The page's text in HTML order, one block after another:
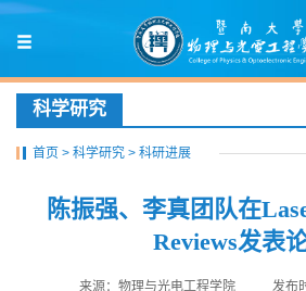
科学研究
首页 > 科学研究 > 科研进展
陈振强、李真团队在
Reviews发表
来源：物理与光电工程学院 发布